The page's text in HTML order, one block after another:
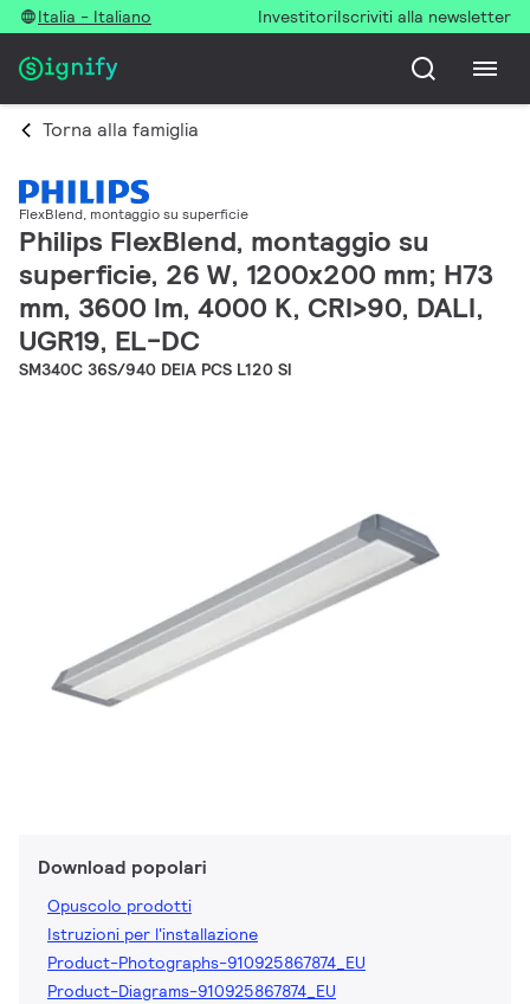
Italia - Italiano InvestitoriIscriviti alla newsletter
Torna alla famiglia
FlexBlend, montaggio su superficie
Philips FlexBlend, montaggio su
superficie, 26 W, 1200x200 mm; H73
mm, 3600 lm, 4000 K, CRI>90, DALI,
UGR19, EL-DC
SM340C 36S/940 DEIA PCS L120 SI
Download popolari
Opuscolo prodotti
Istruzioni per l'installazione
Product-Photographs-910925867874_EU
Product-Diagrams-910925867874_EU